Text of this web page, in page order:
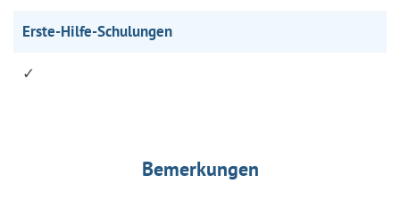
Erste-Hilfe-Schulungen
✓
Bemerkungen